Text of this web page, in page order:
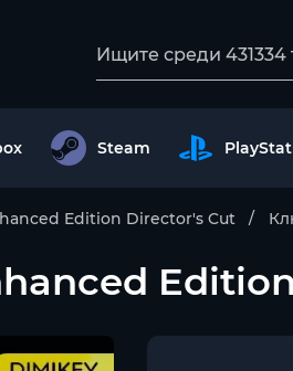
Steam
Edition Director's Cut